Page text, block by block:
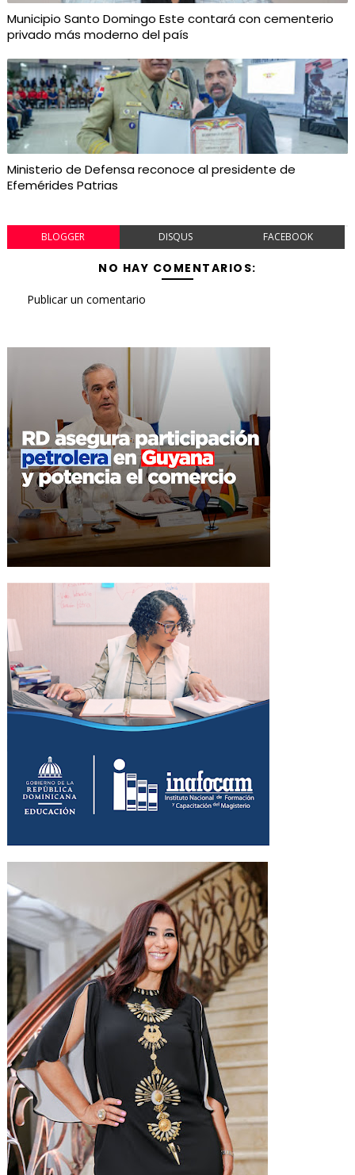
Municipio Santo Domingo Este contará con cementerio
privado más moderno del país
Ministerio de Defensa reconoce al presidente de
Efemérides Patrias
BLOGGER DISQUS FACEBOOK
NO HAY COMENTARIOS:
Publicar un comentario